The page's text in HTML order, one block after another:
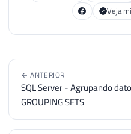
Veja
← ANTERIOR
SQL Server - Agrupando
GROUPING SETS